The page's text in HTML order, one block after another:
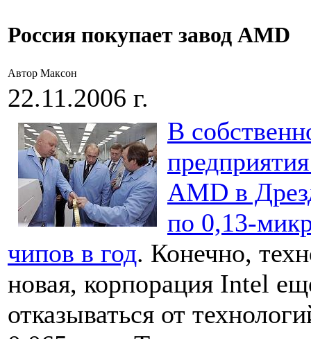
Россия покупает завод AMD
Автор Максон
22.11.2006 г.
В
AMD в
по 0,13-
чипов в год. Конечно,
новая, корпорация Intel
отказываться от